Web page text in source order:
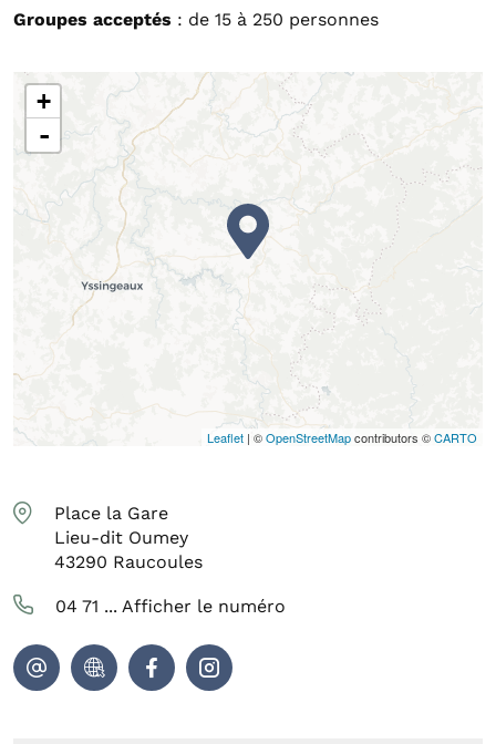
Groupes acceptés : de 15 à 250 personnes
+
-
Leaflet | ©OpenStreetMapcontributors ©CARTO
Place la Gare
Lieu-dit Oumey
43290 Raucoules
04 71 ... Afficher le numéro